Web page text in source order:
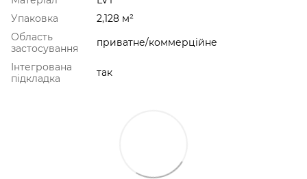
Упаковка
2,128 м²
Область
застосування
приватне/коммерційне
Інтегрована
підкладка
так